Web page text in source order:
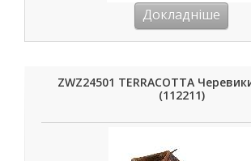
Докладніше
ZWZ24501 TERRACOTTA
(112211)